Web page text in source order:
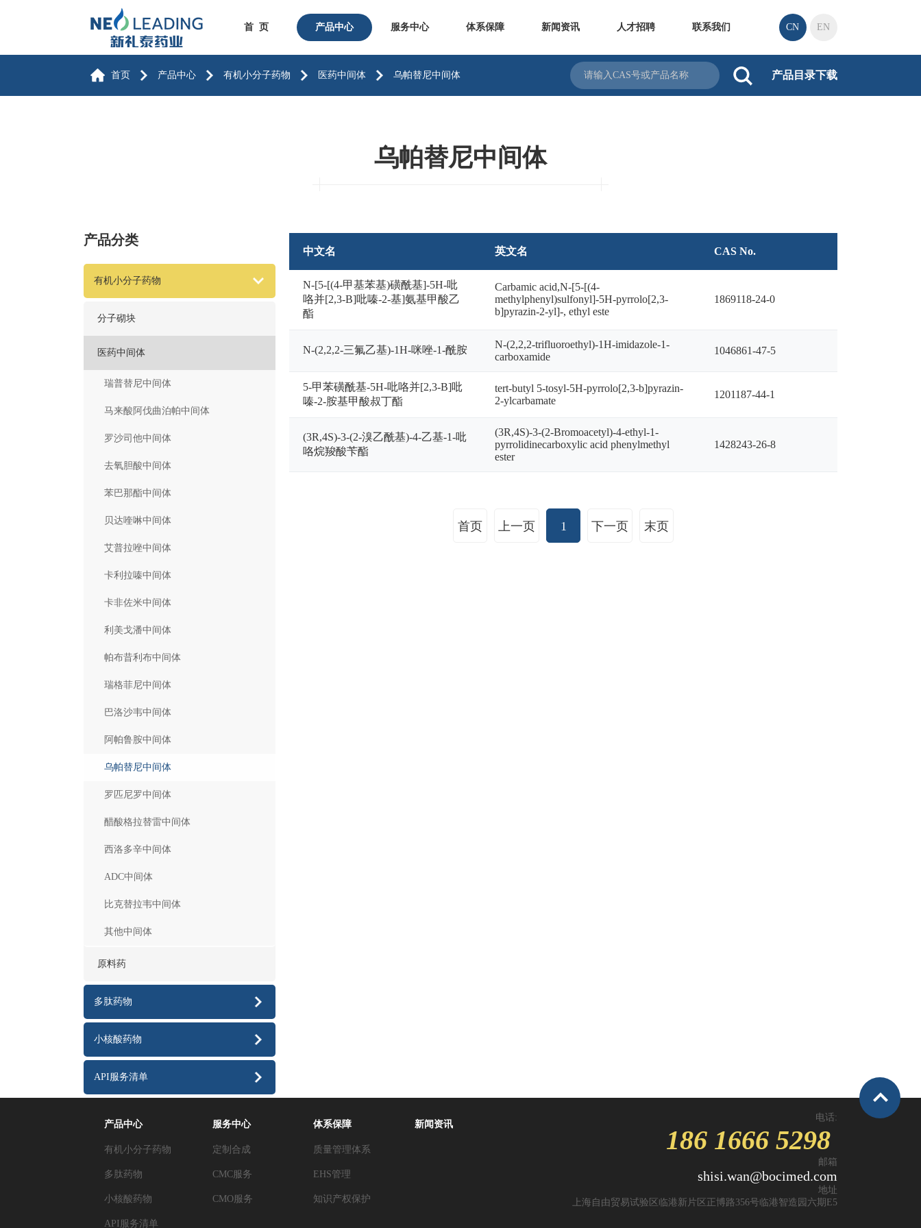
首 页 产品中心 服务中心 体系保障 新闻资讯 人才招聘 联系我们 CN EN
首页 产品中心 有机小分子药物 医药中间体 乌帕替尼中间体 产品目录下载
乌帕替尼中间体
产品分类
有机小分子药物
分子砌块
医药中间体
瑞普替尼中间体
马来酸阿伐曲泊帕中间体
罗沙司他中间体
去氧胆酸中间体
苯巴那酯中间体
贝达喹啉中间体
艾普拉唑中间体
卡利拉嗪中间体
卡非佐米中间体
利美戈潘中间体
帕布昔利布中间体
瑞格菲尼中间体
巴洛沙韦中间体
阿帕鲁胺中间体
乌帕替尼中间体
罗匹尼罗中间体
醋酸格拉替雷中间体
西洛多辛中间体
ADC中间体
比克替拉韦中间体
其他中间体
原料药
多肽药物
小核酸药物
API服务清单
中文名 英文名 CAS No.
N-[5-[(4-甲基苯基)磺酰基]-5H-吡
咯并[2,3-B]吡嗪-2-基]氨基甲酸乙
酯
Carbamic acid,N-[5-[(4-
methylphenyl)sulfonyl]-5H-pyrrolo[2,3-
b]pyrazin-2-yl]-, ethyl este
1869118-24-0
N-(2,2,2-三氟乙基)-1H-咪唑-1-酰胺
N-(2,2,2-trifluoroethyl)-1H-imidazole-1-
carboxamide
1046861-47-5
5-甲苯磺酰基-5H-吡咯并[2,3-B]吡
嗪-2-胺基甲酸叔丁酯
tert-butyl 5-tosyl-5H-pyrrolo[2,3-b]pyrazin-
2-ylcarbamate
1201187-44-1
(3R,4S)-3-(2-溴乙酰基)-4-乙基-1-吡
咯烷羧酸苄酯
(3R,4S)-3-(2-Bromoacetyl)-4-ethyl-1-
pyrrolidinecarboxylic acid phenylmethyl
ester
1428243-26-8
首页 上一页 1 下一页 末页
产品中心
有机小分子药物
多肽药物
小核酸药物
API服务清单
服务中心
定制合成
CMC服务
CMO服务
体系保障
质量管理体系
EHS管理
知识产权保护
新闻资讯
电话:
186 1666 5298
邮箱
shisi.wan@bocimed.com
地址
上海自由贸易试验区临港新片区正博路356号临港智造园六期E5